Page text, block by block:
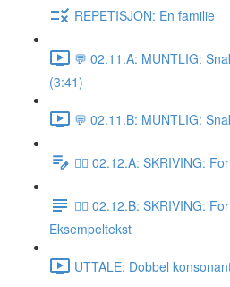
REPETISJON: En familie
💬 02.11.A: MUNTLIG:
(3:41)
💬 02.11.B: MUNTLIG:
✍🏼 02.12.A: SKRIVING:
✍🏼 02.12.B: SKRIVING:
Eksempeltekst
UTTALE: Dobbel